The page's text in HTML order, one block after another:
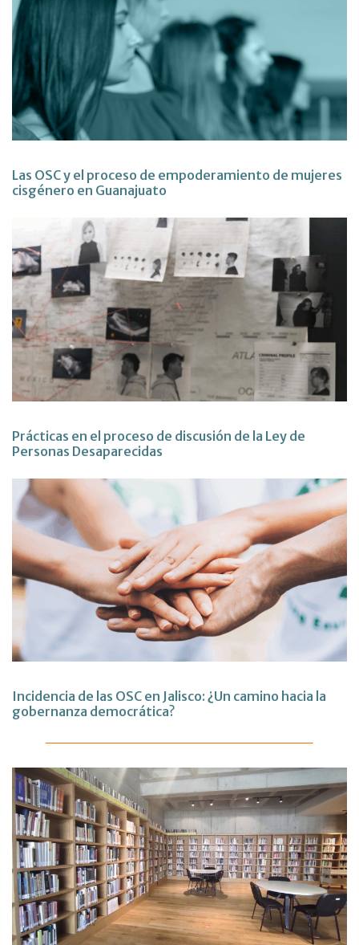
Las OSC y el proceso de empoderamiento de mujeres
cisgénero en Guanajuato
Prácticas en el proceso de discusión de la Ley de
Personas Desaparecidas
Incidencia de las OSC en Jalisco: ¿Un camino hacia la
gobernanza democrática?